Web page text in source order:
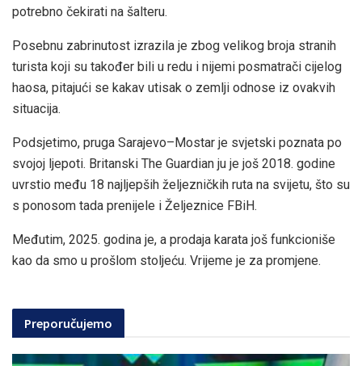
potrebno čekirati na šalteru.
Posebnu zabrinutost izrazila je zbog velikog broja stranih
turista koji su također bili u redu i nijemi posmatrači cijelog
haosa, pitajući se kakav utisak o zemlji odnose iz ovakvih
situacija.
Podsjetimo, pruga Sarajevo–Mostar je svjetski poznata po
svojoj ljepoti. Britanski The Guardian ju je još 2018. godine
uvrstio među 18 najljepših željezničkih ruta na svijetu, što su
s ponosom tada prenijele i Željeznice FBiH.
Međutim, 2025. godina je, a prodaja karata još funkcioniše
kao da smo u prošlom stoljeću. Vrijeme je za promjene.
Preporučujemo